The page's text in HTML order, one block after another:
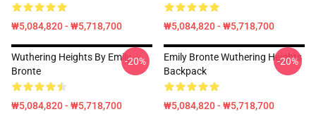
₩5,084,820 - ₩5,718,700 ₩5,084,820 - ₩5,718,700
Wuthering Heights By Emily
Bronte
₩5,084,820 - ₩5,718,700
-20%
Emily Bronte Wuthering Heights
Backpack
₩5,084,820 - ₩5,718,700
-20%